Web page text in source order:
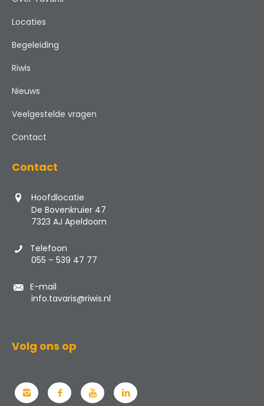
Locaties
Begeleiding
Riwis
Nieuws
Veelgestelde vragen
Contact
Contact
Hoofdlocatie
De Bovenkruier 47
7323 AJ Apeldoorn
Telefoon
055 – 539 47 77
E-mail
info.tavaris@riwis.nl
Volg ons op